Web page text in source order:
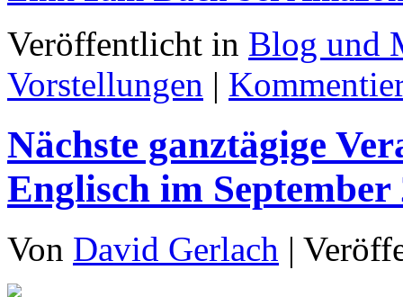
Veröffentlicht in Blog und
Vorstellungen |
Nächste ganztägige
Englisch im
Von David Gerlach |